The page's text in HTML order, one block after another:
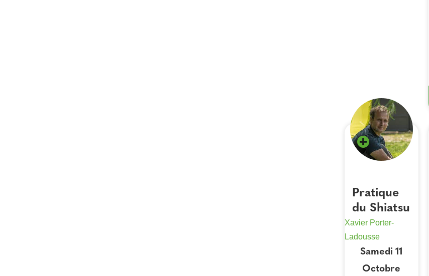
Pratique
du Shiatsu
Xavier Porter-
Ladousse
Samedi 11
Octobre